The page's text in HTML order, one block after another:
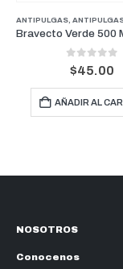
ANTIPULGAS,
out of
$45.00
AÑADIR AL
NOSOTROS
Conocenos